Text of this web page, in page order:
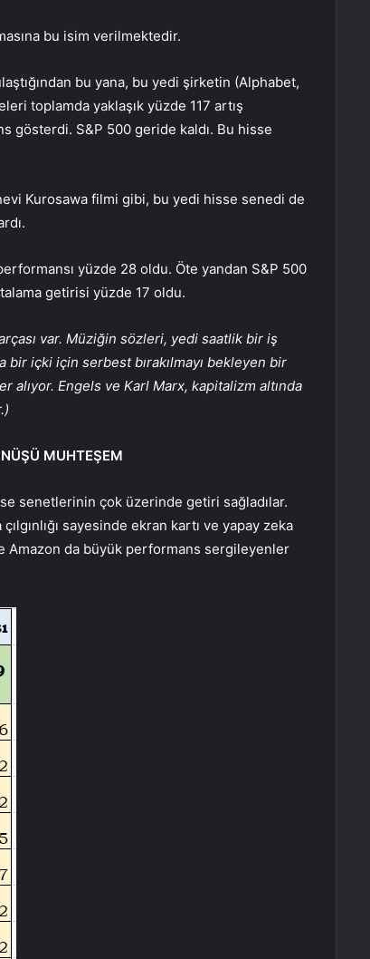
bu isim verilmektedir.
bu yana, bu yedi şirketin (Alphabet,
toplamda yaklaşık yüzde 117 artış
S&P 500 geride kaldı. Bu hisse
Kurosawa filmi gibi, bu yedi hisse senedi de
yüzde 28 oldu. Öte yandan S&P 500
getirisi yüzde 17 oldu.
var. Müziğin sözleri, yedi saatlik bir iş
içki için serbest bırakılmayı bekleyen bir
Engels ve Karl Marx, kapitalizm altında
MUHTEŞEM
senetlerinin çok üzerinde getiri sağladılar.
sayesinde ekran kartı ve yapay zeka
Amazon da büyük performans sergileyenler